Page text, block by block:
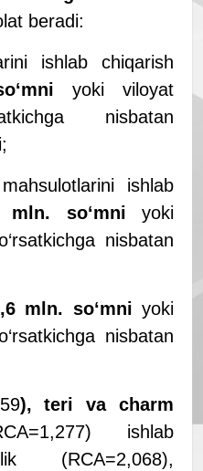
beradi:
ishlab chiqarish
yoki viloyat
nisbatan
mahsulotlarini ishlab
mln. so‘mniyoki
nisbatan
mln. so‘mni yoki
nisbatan
), teri va charm
ishlab
(RCA=2,068),